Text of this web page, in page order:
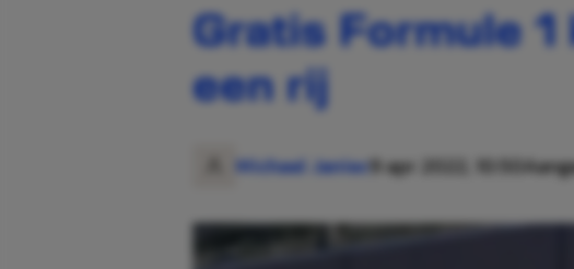
Gratis Formule
een rij
Michael Janiec9 apr 2022, 10:50